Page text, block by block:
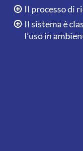
Il processo di
Il sistema è
l’uso in